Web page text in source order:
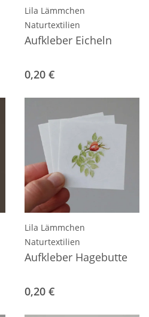
Lila Lämmchen
Naturtextilien
Aufkleber Eicheln
0,20 €
Lila Lämmchen
Naturtextilien
Aufkleber Hagebutte
0,20 €